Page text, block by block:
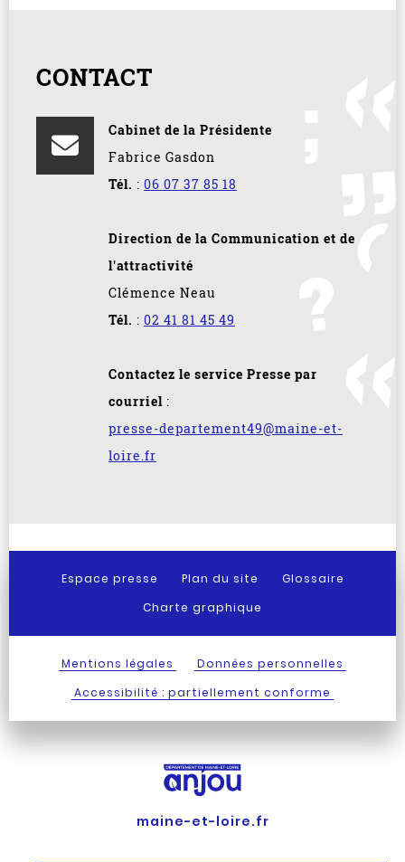
CONTACT
Cabinet de la Présidente
Fabrice Gasdon
Tél. : 06 07 37 85 18
Direction de la Communication et de
l'attractivité
Clémence Neau
Tél. : 02 41 81 45 49
Contactez le service Presse par
courriel :
presse-departement49@maine-et-
loire.fr
Espace presse Plan du site
Glossaire
Charte graphique
Mentions légales
Données personnelles
Accessibilité : partiellement conforme
maine-et-loire.fr